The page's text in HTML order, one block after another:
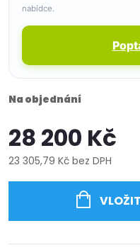
nabídce.
Na objednání
28 200 Kč
23 305,79 Kč bez DPH